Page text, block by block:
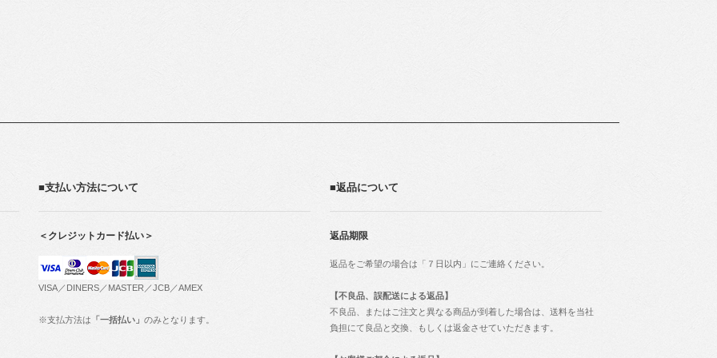
■支払い方法について
＜クレジットカード払い＞
VISA／DINERS／MASTER／JCB／AMEX
※支払方法は 「一括払い」 のみとなります。
■返品について
返品期限
返品をご希望の場合は「７日以内」にご連絡ください。
【不良品、誤配送による返品】
不良品、またはご注文と異なる商品が到着した場合は、送料を当社
負担にて良品と交換、もしくは返金させていただきます。